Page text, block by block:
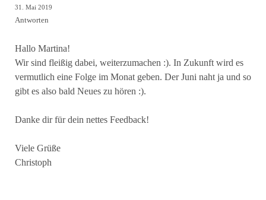
31. Mai 2019
Antworten
Hallo Martina!
Wir sind fleißig dabei, weiterzumachen :). In Zukunft wird es
vermutlich eine Folge im Monat geben. Der Juni naht ja und so
gibt es also bald Neues zu hören :).
Danke dir für dein nettes Feedback!
Viele Grüße
Christoph